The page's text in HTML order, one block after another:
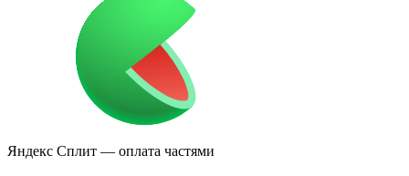
Яндекс Сплит — оплата частями